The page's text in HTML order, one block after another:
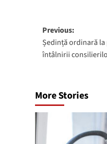
Post
Previous:
Ședință ordinară la
întâlnirii
More Stories